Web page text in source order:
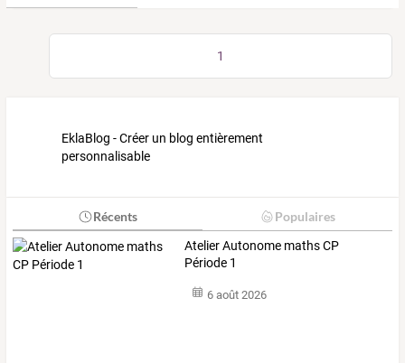
1
EklaBlog - Créer un blog entièrement
personnalisable
Récents Populaires
Atelier Autonome maths CP
Période 1
6 août 2026